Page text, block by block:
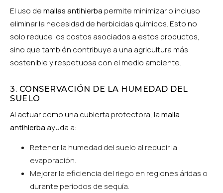
El uso demallas antihierba permite minimizar o incluso
eliminar la necesidad de herbicidas químicos. Esto no
solo reduce los costos asociados a estos productos,
sino que también contribuye a una agricultura más
sostenible y respetuosa con el medio ambiente.
3. CONSERVACIÓN DE LA HUMEDAD DEL
SUELO
Al actuar como una cubierta protectora, lamalla
antihierba ayuda a:
Retener la humedad del suelo al reducir la
evaporación.
Mejorar la eficiencia del riego en regiones áridas o
durante períodos de sequía.